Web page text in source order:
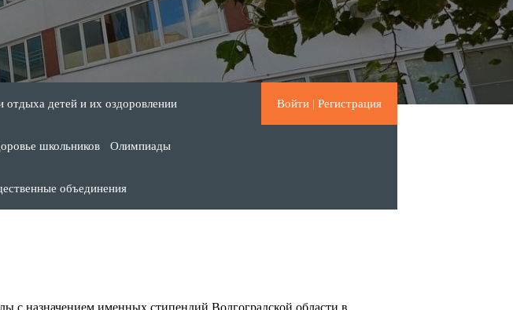
Войти | Регистрация
отдыха детей и их оздоровлении
школьников Олимпиады
объединения
с назначением именных стипендий Волгоградской области в